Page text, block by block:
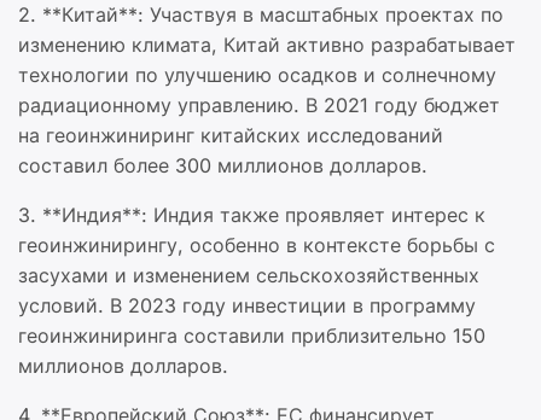
2. **Китай**: Участвуя в масштабных проектах по
изменению климата, Китай активно разрабатывает
технологии по улучшению осадков и солнечному
радиационному управлению. В 2021 году бюджет
на геоинжиниринг китайских исследований
составил более 300 миллионов долларов.
3. **Индия**: Индия также проявляет интерес к
геоинжинирингу, особенно в контексте борьбы с
засухами и изменением сельскохозяйственных
условий. В 2023 году инвестиции в программу
геоинжиниринга составили приблизительно 150
миллионов долларов.
4. **Европейский Союз**: ЕС финансирует